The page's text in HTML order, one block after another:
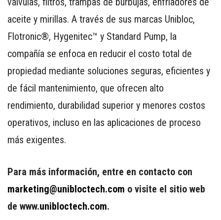
aceite y mirillas. A través de sus marcas Unibloc,
Flotronic®, Hygenitec™ y Standard Pump, la
compañía se enfoca en reducir el costo total de
propiedad mediante soluciones seguras, eficientes y
de fácil mantenimiento, que ofrecen alto
rendimiento, durabilidad superior y menores costos
operativos, incluso en las aplicaciones de proceso
más exigentes.
Para más información, entre en contacto con
marketing@unibloctech.com o visite el sitio web
de www.unibloctech.com.